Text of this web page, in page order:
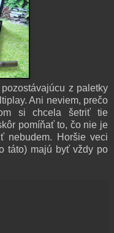
z paletky
Ani neviem, prečo
si chcela šetriť tie
pomíňať to, čo nie je
nebudem. Horšie veci
táto) majú byť vždy po